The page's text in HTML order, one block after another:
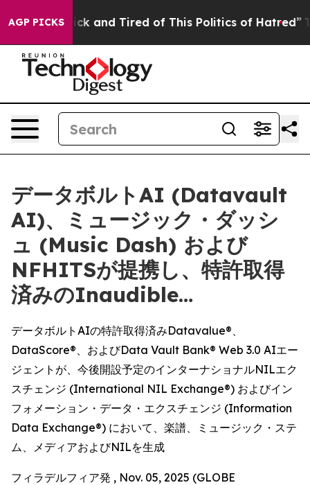
AGP PICKS
Sick and Tired of This Politics of Hatred” The
データボルトAI (Datavault
AI)、ミュージック・ダッシ
ュ (Music Dash) および
NFHITSが提携し、特許取得
済みのInaudible…
データボルトAIの特許取得済みDatavalue®、
DataScore®、およびData Vault Bank® Web 3.0 AIエー
ジェントが、今後開設予定のインターナショナルNILエク
スチェンジ (International NIL Exchange®) およびイン
フォメーション・データ・エクスチェンジ (Information
Data Exchange®) において、楽譜、ミュージック・ステ
ム、メディアおよびNILを生成
フィラデルフィア発 , Nov. 05, 2025 (GLOBE